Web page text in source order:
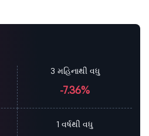
3 મહિનાથી વધુ
-7.36%
1 વર્ષથી વધુ